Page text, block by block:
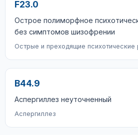
F23.0
Острое полиморфное
без симптомов шизофрении
Острые и преходящие психотические
B44.9
Аспергиллез неуточненный
Аспергиллез